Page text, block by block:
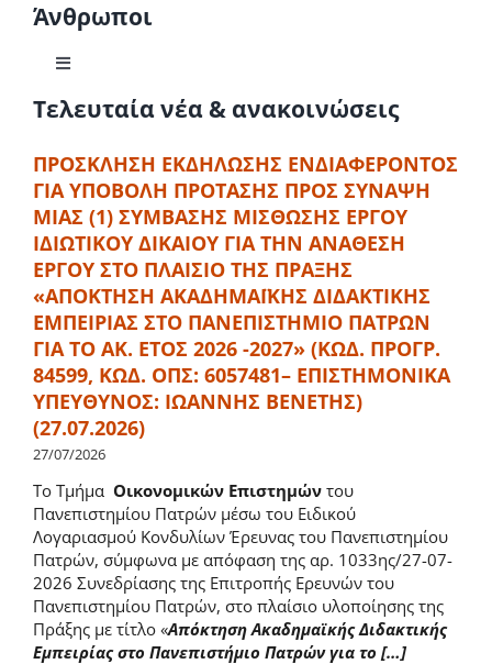
Άνθρωποι
Toggle
Navigation
Μέλη ΔΕΠ
Ομότιμοι Καθηγητές
Αφυπηρετήσαντα Μέλη ΔΕΠ
Επίτιμοι διδάκτορες
ΕΔΙΠ
Λοιπό διδακτικό προσωπικό
ΕΤΕΠ
Διοικητικό Προσωπικό
Τελευταία νέα & ανακοινώσεις
ΠΡΟΣΚΛΗΣΗ ΕΚΔΗΛΩΣΗΣ ΕΝΔΙΑΦΕΡΟΝΤΟΣ
ΓΙΑ ΥΠΟΒΟΛΗ ΠΡΟΤΑΣΗΣ ΠΡΟΣ ΣΥΝΑΨΗ
ΜΙΑΣ (1) ΣΥΜΒΑΣΗΣ ΜΙΣΘΩΣΗΣ ΕΡΓΟΥ
ΙΔΙΩΤΙΚΟΥ ΔΙΚΑΙΟΥ ΓΙΑ ΤΗΝ ΑΝΑΘΕΣΗ
ΕΡΓΟΥ ΣΤΟ ΠΛΑΙΣΙΟ ΤΗΣ ΠΡΑΞΗΣ
«ΑΠΟΚΤΗΣΗ ΑΚΑΔΗΜΑΪΚΗΣ ΔΙΔΑΚΤΙΚΗΣ
ΕΜΠΕΙΡΙΑΣ ΣΤΟ ΠΑΝΕΠΙΣΤΗΜΙΟ ΠΑΤΡΩΝ
ΓΙΑ ΤΟ ΑΚ. ΕΤΟΣ 2026 -2027» (ΚΩΔ. ΠΡΟΓΡ.
84599, ΚΩΔ. ΟΠΣ: 6057481– ΕΠΙΣΤΗΜΟΝΙΚΑ
ΥΠΕΥΘΥΝΟΣ: ΙΩΑΝΝΗΣ ΒΕΝΕΤΗΣ)
(27.07.2026)
27/07/2026
Το Τμήμα Οικονομικών Επιστημώντου
Πανεπιστημίου Πατρών μέσω του Ειδικού
Λογαριασμού Κονδυλίων Έρευνας του Πανεπιστημίου
Πατρών, σύμφωνα με απόφαση της αρ. 1033ης/27-07-
2026 Συνεδρίασης της Επιτροπής Ερευνών του
Πανεπιστημίου Πατρών, στο πλαίσιο υλοποίησης της
Πράξης με τίτλο «Απόκτηση Ακαδημαϊκής Διδακτικής
Εμπειρίας στο Πανεπιστήμιο Πατρών για το […]